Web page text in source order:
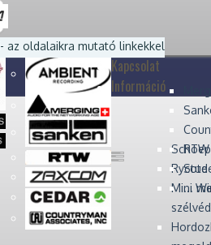
Rycote
Mini
...
- az oldalaikra mutató linkekkel
Kapcsolat
Információ